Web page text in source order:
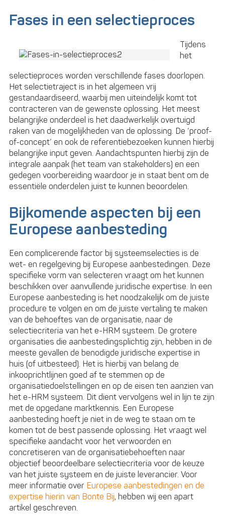
Fases in een selectieproces
Tijdens
het
selectieproces worden verschillende fases doorlopen.
Het selectietraject is in het algemeen vrij
gestandaardiseerd, waarbij men uiteindelijk komt tot
contracteren van de gewenste oplossing. Het meest
belangrijke onderdeel is het daadwerkelijk overtuigd
raken van de mogelijkheden van de oplossing. De ‘proof-
of-concept’ en ook de referentiebezoeken kunnen hierbij
belangrijke input geven. Aandachtspunten hierbij zijn de
integrale aanpak (het team van stakeholders) en een
gedegen voorbereiding waardoor je in staat bent om de
essentiële onderdelen juist te kunnen beoordelen.
Bijkomende aspecten bij een
Europese aanbesteding
Een complicerende factor bij systeemselecties is de
wet- en regelgeving bij Europese aanbestedingen. Deze
specifieke vorm van selecteren vraagt om het kunnen
beschikken over aanvullende juridische expertise. In een
Europese aanbesteding is het noodzakelijk om de juiste
procedure te volgen en om de juiste vertaling te maken
van de behoeftes van de organisatie, naar de
selectiecriteria van het e-HRM systeem. De grotere
organisaties die aanbestedingsplichtig zijn, hebben in de
meeste gevallen de benodigde juridische expertise in
huis (of uitbesteed). Het is hierbij van belang de
inkooprichtlijnen goed af te stemmen op de
organisatiedoelstellingen en op de eisen ten aanzien van
het e-HRM systeem. Dit dient vervolgens wel in lijn te zijn
met de opgedane marktkennis. Een Europese
aanbesteding hoeft je niet in de weg te staan om te
komen tot de best passende oplossing. Het vraagt wel
specifieke aandacht voor het verwoorden en
concretiseren van de organisatiebehoeften naar
objectief beoordeelbare selectiecriteria voor de keuze
van het juiste systeem en de juiste leverancier. Voor
meer informatie over Europese aanbestedingen en de
expertise hierin van Bonte Bij, hebben wij een apart
artikel geschreven.